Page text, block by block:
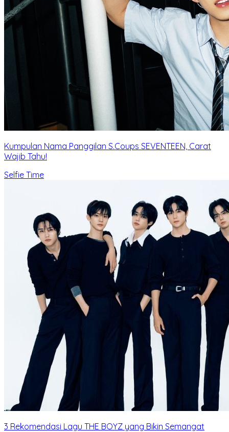
Kumpulan Nama Panggilan S.Coups SEVENTEEN, Carat
Wajib Tahu!
Selfie Time
3 Rekomendasi Lagu THE BOYZ yang Bikin Semangat